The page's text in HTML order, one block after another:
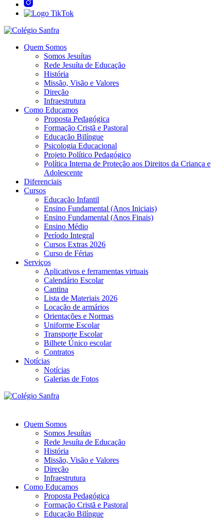
Quem Somos
Somos Jesuítas
Rede Jesuíta de Educação
História
Missão, Visão e Valores
Direção
Infraestrutura
Como Educamos
Proposta Pedagógica
Formação Cristã e Pastoral
Educação Bilíngue
Psicologia Educacional
Projeto Político Pedagógico
Política Interna de Proteção aos Direitos da Criança e
Adolescente
Diferenciais
Cursos
Educação Infantil
Ensino Fundamental (Anos Iniciais)
Ensino Fundamental (Anos Finais)
Ensino Médio
Período Integral
Cursos Extras 2026
Curso de Férias
Serviços
Aplicativos e ferramentas virtuais
Calendário Escolar
Cantina
Lista de Materiais 2026
Locação de armários
Orientações e Normas
Uniforme Escolar
Transporte Escolar
Bilhete Único escolar
Contratos
Notícias
Notícias
Galerias de Fotos
Quem Somos
Somos Jesuítas
Rede Jesuíta de Educação
História
Missão, Visão e Valores
Direção
Infraestrutura
Como Educamos
Proposta Pedagógica
Formação Cristã e Pastoral
Educação Bilíngue